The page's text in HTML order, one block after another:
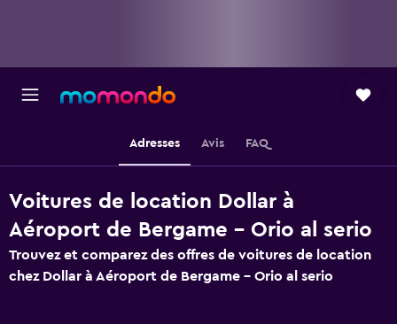
Adresses Avis FAQ
Voitures de location Dollar à
Aéroport de Bergame - Orio al serio
Trouvez et comparez des offres de voitures de location
chez Dollar à Aéroport de Bergame - Orio al serio